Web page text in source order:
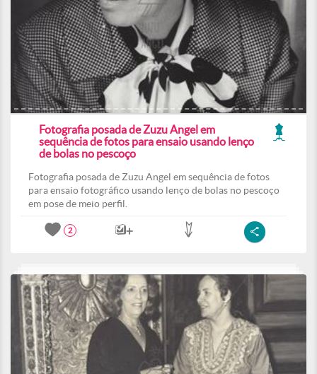
Fotografia posada de Zuzu Angel em
sequência de fotos para ensaio usando lenço
de bolas no pescoço
Fotografia posada de Zuzu Angel em sequência de fotos
para ensaio fotográfico usando lenço de bolas no pescoço
em pose de meio perfil.
2